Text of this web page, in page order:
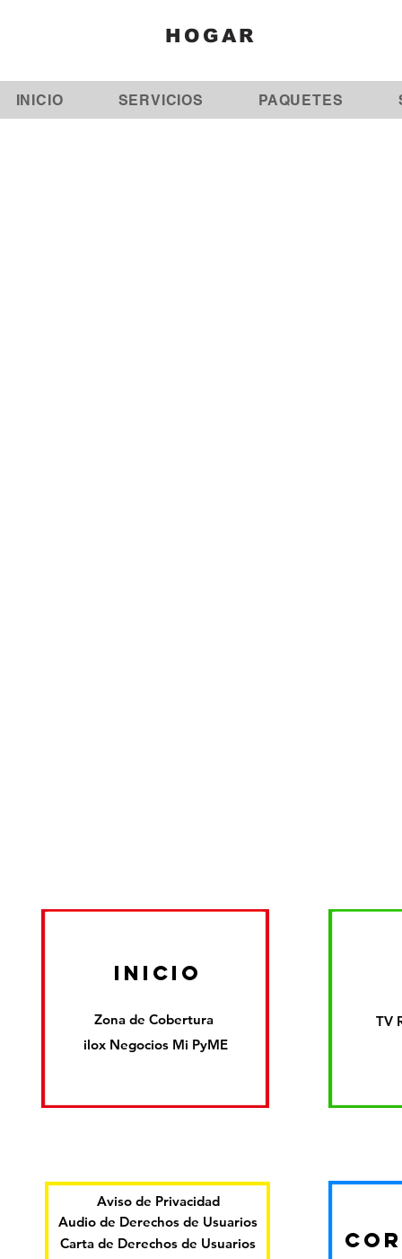
HOGAR
INICIO SERVICIOS PAQUETES
Zona de Cobertura
ilox Negocios Mi PyME
inicio
TV
Audio de Derechos de Usuarios
Aviso de Privacidad
Carta de Derechos de Usuarios